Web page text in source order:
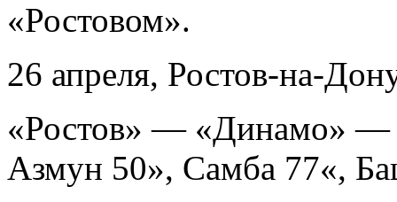
«Ростовом».
26 апреля, Ростов-на-
«Ростов» — «Динамо» —
Азмун 50», Самба 77«,